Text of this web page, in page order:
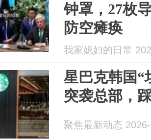
钟罩，27枚
防空瘫痪
我家媳妇的日常
星巴克韩国“
突袭总部，
聚焦最新动态